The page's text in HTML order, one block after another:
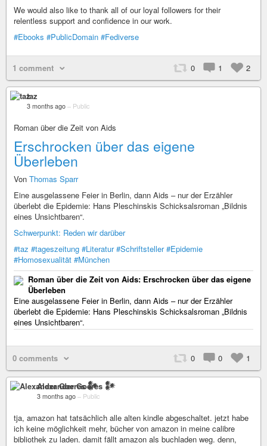
We would also like to thank all of our loyal followers for their
relentless support and confidence in our work.
#Ebooks #PublicDomain #Fediverse
1 comment 0 1 2
taz
3 months ago – Public
Roman über die Zeit von Aids
Erschrocken über das eigene
Überleben
Von Thomas Sparr
Eine ausgelassene Feier in Berlin, dann Aids – nur der Erzähler
überlebt die Epidemie: Hans Pleschinskis Schicksalsroman „Bildnis
eines Unsichtbaren“.
Schwerpunkt: Reden wir darüber
#taz #tageszeitung #Literatur #Schriftsteller #Epidemie
#Homosexualität #München
Roman über die Zeit von Aids: Erschrocken über das eigene
Überleben
Eine ausgelassene Feier in Berlin, dann Aids – nur der Erzähler
überlebt die Epidemie: Hans Pleschinskis Schicksalsroman „Bildnis
eines Unsichtbaren“.
0 comments 0 0 1
Alexander Goeres 𒀯
3 months ago – Public
tja, amazon hat tatsächlich alle alten kindle abgeschaltet. jetzt habe
ich keine möglichkeit mehr, bücher von amazon in meine calibre
bibliothek zu laden. damit fällt amazon als buchladen weg. denn,